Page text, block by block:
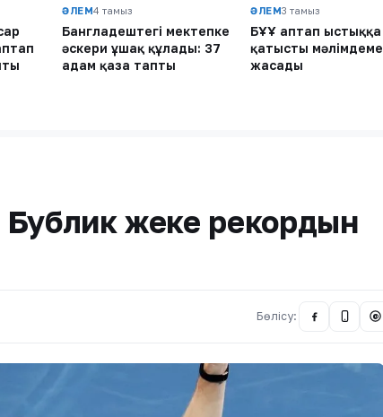
ӘЛЕМ4 тамыз
Бангладештегі мектепке
әскери ұшақ құлады: 37
адам қаза тапты
ӘЛЕМ3 тамыз
БҰҰ аптап ыстыққа
қатысты мәлімдеме
жасады
жеке рекордын
Бөлісу: @